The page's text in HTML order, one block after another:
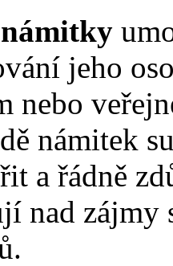
jeho
nebo
námitek
a řádně
nad zájmy